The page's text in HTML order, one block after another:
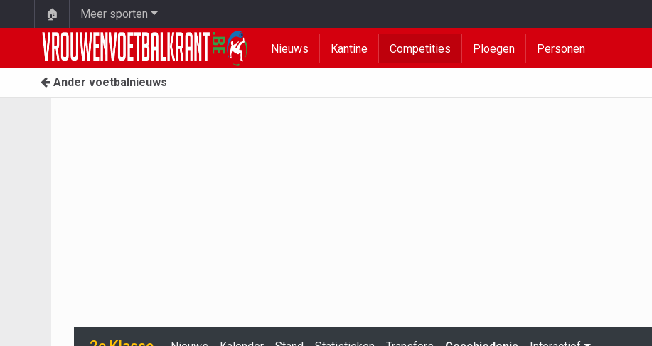
🏠 Meer sporten
Nieuws Kantine Competities Ploegen Personen
Ander voetbalnieuws